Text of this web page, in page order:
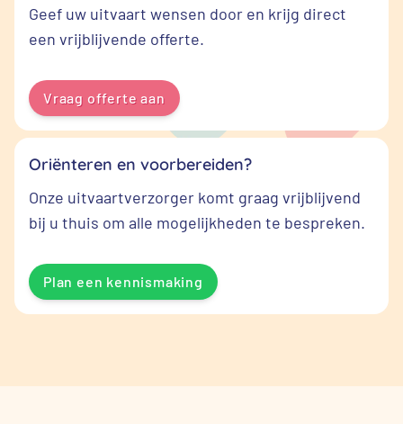
Geef uw uitvaart wensen door en krijg direct
een vrijblijvende offerte.
Vraag offerte aan
Oriënteren en voorbereiden?
Onze uitvaartverzorger komt graag vrijblijvend
bij u thuis om alle mogelijkheden te bespreken.
Plan een kennismaking